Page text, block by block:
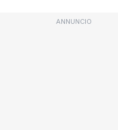
ANNUNCIO